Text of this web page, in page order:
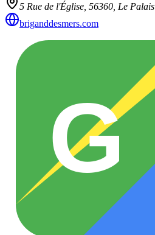
5 Rue de l'Église, 56360 Le Palais
briganddesmers.com
G